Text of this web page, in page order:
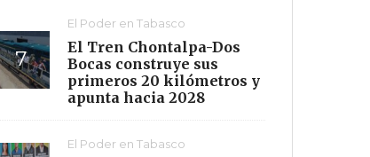
El Poder en Tabasco
El Tren Chontalpa-Dos
Bocas construye sus
primeros 20 kilómetros y
apunta hacia 2028
El Poder en Tabasco